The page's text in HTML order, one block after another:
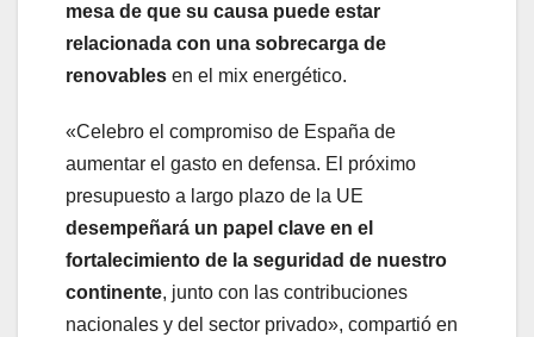
mesa de que su causa puede estar
relacionada con una sobrecarga de
renovables en el mix energético.
«Celebro el compromiso de España de
aumentar el gasto en defensa. El próximo
presupuesto a largo plazo de la UE
desempeñará un papel clave en el
fortalecimiento de la seguridad de nuestro
continente, junto con las contribuciones
nacionales y del sector privado», compartió en